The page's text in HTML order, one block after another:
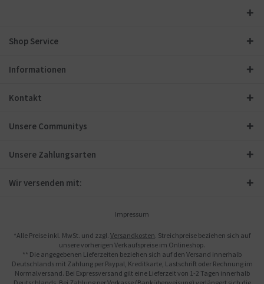
Shop Service
Informationen
Kontakt
Unsere Communitys
Unsere Zahlungsarten
Wir versenden mit:
Impressum
*Alle Preise inkl. MwSt. und zzgl. Versandkosten. Streichpreise beziehen sich auf
unsere vorherigen Verkaufspreise im Onlineshop.
** Die angegebenen Lieferzeiten beziehen sich auf den Versand innerhalb
Deutschlands mit Zahlung per Paypal, Kreditkarte, Lastschrift oder Rechnung im
Normalversand. Bei Expressversand gilt eine Lieferzeit von 1-2 Tagen innerhalb